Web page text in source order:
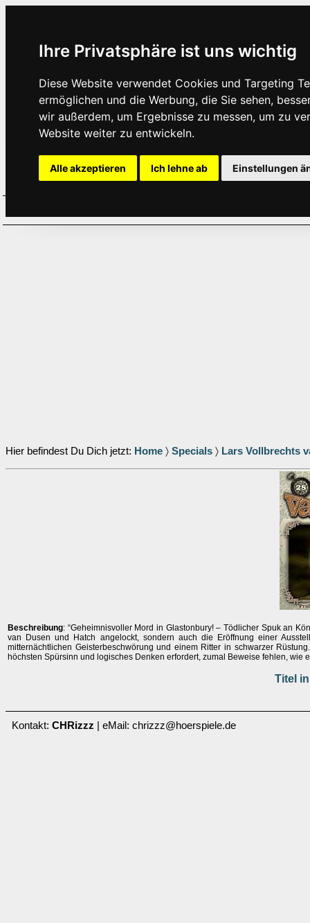
Ihre Privatsphäre ist uns wichtig
Diese Website verwendet Cookies und Targeting
ermöglichen und die Werbung, die Sie sehen,
wir außerdem, um Ergebnisse zu messen, um zu
Website weiter zu entwickeln.
Alle akzeptieren Ich lehne ab Einstellungen
Hier befindest Du Dich jetzt: Home 〉 Specials 〉 Lars Vollbrechts
Beschreibung: “Geheimnisvoller Mord in Glastonbury! – Tödlicher Spuk an
van Dusen und Hatch angelockt, sondern auch die Eröffnung einer
mitternächtlichen Geisterbeschwörung und einem Ritter in schwarzer
höchsten Spürsinn und logisches Denken erfordert, zumal Beweise fehlen,
Titel
Kontakt: CHRizzz | eMail: chrizzz@hoerspiele.de